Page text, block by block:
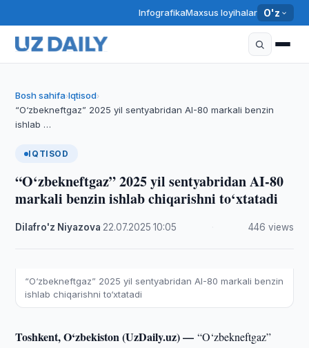
InfografikaMaxsus loyihalar O'z
Bosh sahifa›Iqtisod›
“O‘zbekneftgaz” 2025 yil sentyabridan AI-80 markali benzin
ishlab …
IQTISOD
“O‘zbekneftgaz” 2025 yil sentyabridan AI-80
markali benzin ishlab chiqarishni to‘xtatadi
Dilafro'z Niyazova 22.07.2025 ·10:05 446 views
“O‘zbekneftgaz” 2025 yil sentyabridan AI-80 markali benzin
ishlab chiqarishni to‘xtatadi
Toshkent, O‘zbekiston (UzDaily.uz) —“O‘zbekneftgaz”